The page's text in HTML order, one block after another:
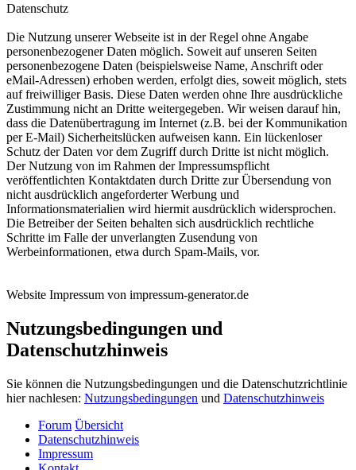
Datenschutz
Die Nutzung unserer Webseite ist in der Regel ohne Angabe
personenbezogener Daten möglich. Soweit auf unseren Seiten
personenbezogene Daten (beispielsweise Name, Anschrift oder
eMail-Adressen) erhoben werden, erfolgt dies, soweit möglich, stets
auf freiwilliger Basis. Diese Daten werden ohne Ihre ausdrückliche
Zustimmung nicht an Dritte weitergegeben. Wir weisen darauf hin,
dass die Datenübertragung im Internet (z.B. bei der Kommunikation
per E-Mail) Sicherheitslücken aufweisen kann. Ein lückenloser
Schutz der Daten vor dem Zugriff durch Dritte ist nicht möglich.
Der Nutzung von im Rahmen der Impressumspflicht
veröffentlichten Kontaktdaten durch Dritte zur Übersendung von
nicht ausdrücklich angeforderter Werbung und
Informationsmaterialien wird hiermit ausdrücklich widersprochen.
Die Betreiber der Seiten behalten sich ausdrücklich rechtliche
Schritte im Falle der unverlangten Zusendung von
Werbeinformationen, etwa durch Spam-Mails, vor.
Website Impressum von impressum-generator.de
Nutzungsbedingungen und
Datenschutzhinweis
Sie können die Nutzungsbedingungen und die Datenschutzrichtlinie
hier nachlesen: Nutzungsbedingungen und Datenschutzhinweis
Forum Übersicht
Datenschutzhinweis
Impressum